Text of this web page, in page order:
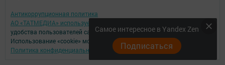
Самое интересное в Yandex Zen
Подписаться
Антикоррупционная политика
АО «ТАТМЕДИА» использует «cookie»
для персонализации сервисов и
удобства пользователей сайтом.
Использование «cookie» можно отменить в настройках браузера.
Политика конфиденциальности